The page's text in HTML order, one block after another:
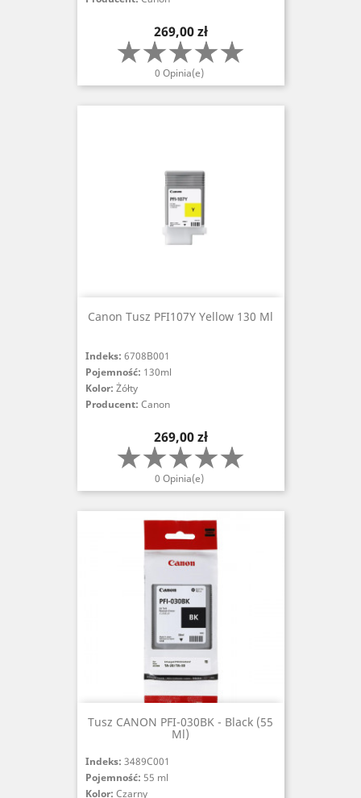
Cena
269,00 zł
0 Opinia(e)
Canon Tusz PFI107Y Yellow 130 Ml
Indeks: 6708B001
Pojemność: 130ml
Kolor: Żółty
Producent: Canon
Cena
269,00 zł
0 Opinia(e)
Tusz CANON PFI-030BK - Black (55
Ml)
Indeks: 3489C001
Pojemność: 55 ml
Kolor: Czarny